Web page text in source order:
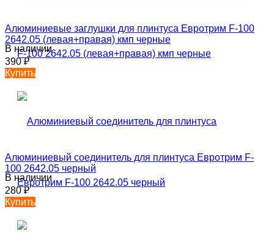
Алюминиевые заглушки для плинтуса Евротрим F-100
2642.05 (левая+правая) кмп черные
В наличии
390₽
Купить
Алюминиевый соединитель для плинтуса Евротрим F-
100 2642.05 черный
В наличии
280₽
Купить